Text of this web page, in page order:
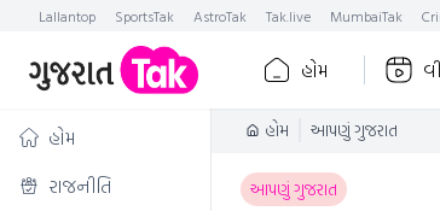
Lallantop SportsTak AstroTak Tak.live MumbaiTak
હોમ
હોમ
રાજનીતિ
હોમ આપણું ગુજરાત
આપણું ગુજરાત